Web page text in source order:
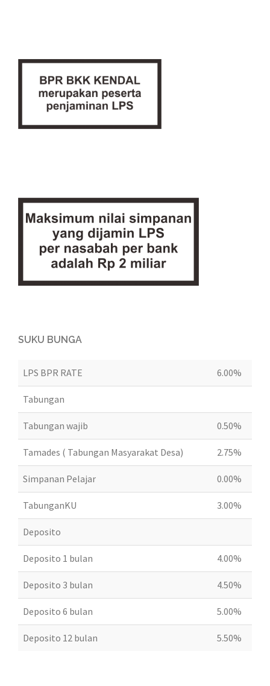
SUKU BUNGA
LPS BPR RATE 6.00%
Tabungan
Tabungan wajib 0.50%
Tamades ( Tabungan Masyarakat Desa) 2.75%
Simpanan Pelajar 0.00%
TabunganKU 3.00%
Deposito
Deposito 1 bulan 4.00%
Deposito 3 bulan 4.50%
Deposito 6 bulan 5.00%
Deposito 12 bulan 5.50%